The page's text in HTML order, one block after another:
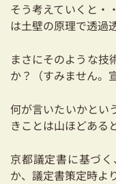
そう考えていくと・
は土壁の原理で透過
まさにそのような技
か？（すみません。
何が言いたいかとい
きことは山ほどある
京都議定書に基づ
か、議定書策定時よ